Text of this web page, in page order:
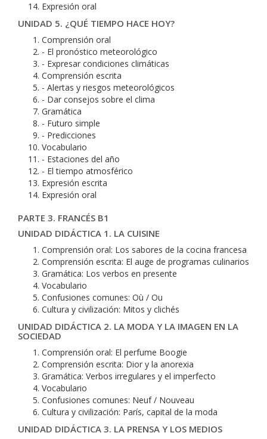
Expresión oral
UNIDAD 5. ¿QUÉ TIEMPO HACE HOY?
Comprensión oral
- El pronóstico meteorológico
- Expresar condiciones climáticas
Comprensión escrita
- Alertas y riesgos meteorológicos
- Dar consejos sobre el clima
Gramática
- Futuro simple
- Predicciones
Vocabulario
- Estaciones del año
- El tiempo atmosférico
Expresión escrita
Expresión oral
PARTE 3. FRANCÉS B1
UNIDAD DIDÁCTICA 1. LA CUISINE
Comprensión oral: Los sabores de la cocina francesa
Comprensión escrita: El auge de programas culinarios
Gramática: Los verbos en presente
Vocabulario
Confusiones comunes: Où / Ou
Cultura y civilización: Mitos y clichés
UNIDAD DIDÁCTICA 2. LA MODA Y LA IMAGEN EN LA
SOCIEDAD
Comprensión oral: El perfume Boogie
Comprensión escrita: Dior y la anorexia
Gramática: Verbos irregulares y el imperfecto
Vocabulario
Confusiones comunes: Neuf / Nouveau
Cultura y civilización: París, capital de la moda
UNIDAD DIDÁCTICA 3. LA PRENSA Y LOS MEDIOS